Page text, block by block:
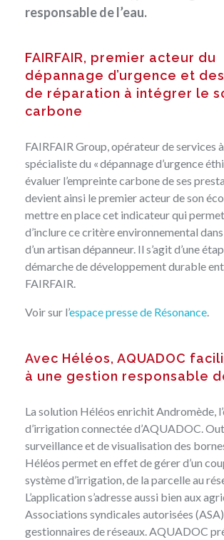
responsable de l’eau.
FAIRFAIR, premier acteur du
dépannage d’urgence et
de réparation à intégrer le
carbone
FAIRFAIR Group, opérateur de services
spécialiste du « dépannage d’urgence
évaluer l’empreinte carbone de ses
devient ainsi le premier acteur de son
mettre en place cet indicateur qui
d’inclure ce critère environnemental
d’un artisan dépanneur. Il s’agit d’une
démarche de développement durable
FAIRFAIR.
Voir sur l’espace presse de Résonance.
Avec Héléos, AQUADOC
à une gestion responsable
La solution Héléos enrichit Andromède,
d’irrigation connectée d’AQUADOC.
surveillance et de visualisation des
Héléos permet en effet de gérer d’un
système d’irrigation, de la parcelle au
L’application s’adresse aussi bien aux
Associations syndicales autorisées
gestionnaires de réseaux. AQUADOC